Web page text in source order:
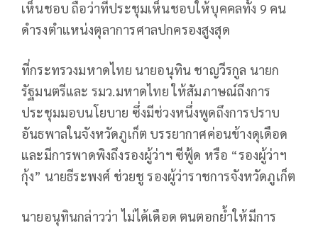
เห็นชอบ ถือว่าที่ประชุมเห็นชอบให้บุคคลทั้ง 9 คน
ดำรงตำแหน่งตุลาการศาลปกครองสูงสุด
ที่กระทรวงมหาดไทย นายอนุทิน ชาญวีรกูล นายก
รัฐมนตรีและ รมว.มหาดไทย ให้สัมภาษณ์ถึงการ
ประชุมมอบนโยบาย ซึ่งมีช่วงหนึ่งพูดถึงการปราบ
อันธพาลในจังหวัดภูเก็ต บรรยากาศค่อนข้างดุเดือด
และมีการพาดพิงถึงรองผู้ว่าฯ ซีฟู้ด หรือ “รองผู้ว่าฯ
กุ้ง” นายธีระพงศ์ ช่วยชู รองผู้ว่าราชการจังหวัดภูเก็ต
นายอนุทินกล่าวว่า ไม่ได้เดือด ตนตอกย้ำให้มีการ